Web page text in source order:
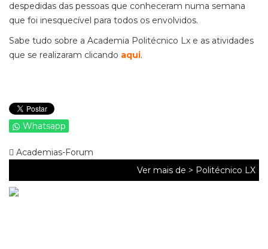
despedidas das pessoas que conheceram numa semana
que foi inesquecível para todos os envolvidos.
Sabe tudo sobre a Academia Politécnico Lx e as atividades
que se realizaram clicando aqui.
Whatsapp
Academias-Forum
Ver mais de > Politécnico LX